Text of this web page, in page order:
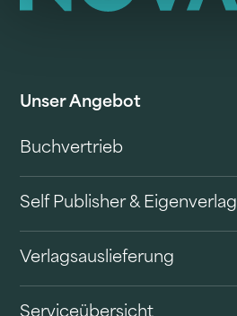
Unser Angebot
Buchvertrieb
Self Publisher & Eigenverlag
Verlagsauslieferung